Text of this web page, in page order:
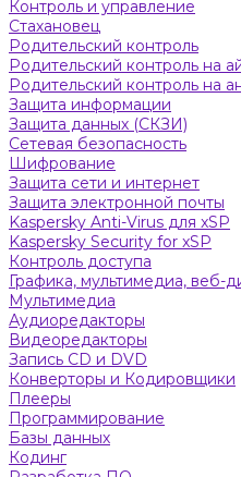
Контроль и управление
Стахановец
Родительский контроль
Родительский контроль на
Родительский контроль на
Защита информации
Защита данных (СКЗИ)
Сетевая безопасность
Шифрование
Защита сети и интернет
Защита электронной почты
Kaspersky Anti-Virus для xSP
Kaspersky Security for xSP
Контроль доступа
Графика, мультимедиа, веб-
Мультимедиа
Аудиоредакторы
Видеоредакторы
Запись CD и DVD
Конверторы и Кодировщики
Плееры
Программирование
Базы данных
Кодинг